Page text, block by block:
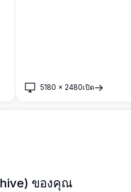
5180 × 2480เปิด
ของคุณ